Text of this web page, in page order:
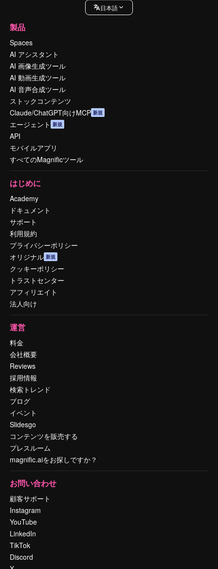
日本語
製品
Spaces
AI アシスタント
AI 画像生成ツール
AI 動画生成ツール
AI 音声合成ツール
ストックコンテンツ
Claude/ChatGPT向けMCP 新規
エージェント 新規
API
モバイルアプリ
すべてのMagnificツール
はじめに
Academy
ドキュメント
サポート
利用規約
プライバシーポリシー
オリジナル 新規
クッキーポリシー
トラストセンター
アフィリエイト
法人向け
運営
料金
会社概要
Reviews
採用情報
検索トレンド
ブログ
イベント
Slidesgo
コンテンツを販売する
プレスルーム
magnific.aiをお探しですか？
お問い合わせ
顧客サポート
Instagram
YouTube
LinkedIn
TikTok
Discord